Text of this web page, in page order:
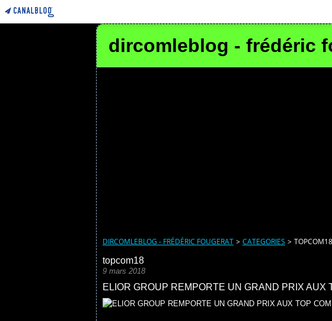
dircomleblog - frédéric
DIRCOMLEBLOG - FRÉDÉRIC FOUGERAT > CATEGORIES > TOPCOM18
topcom18
9 mars 2018
ELIOR GROUP REMPORTE UN GRAND PRIX AUX